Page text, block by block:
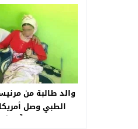
والد طالبة من
الطبي وصل
الصحة ” قالِّي